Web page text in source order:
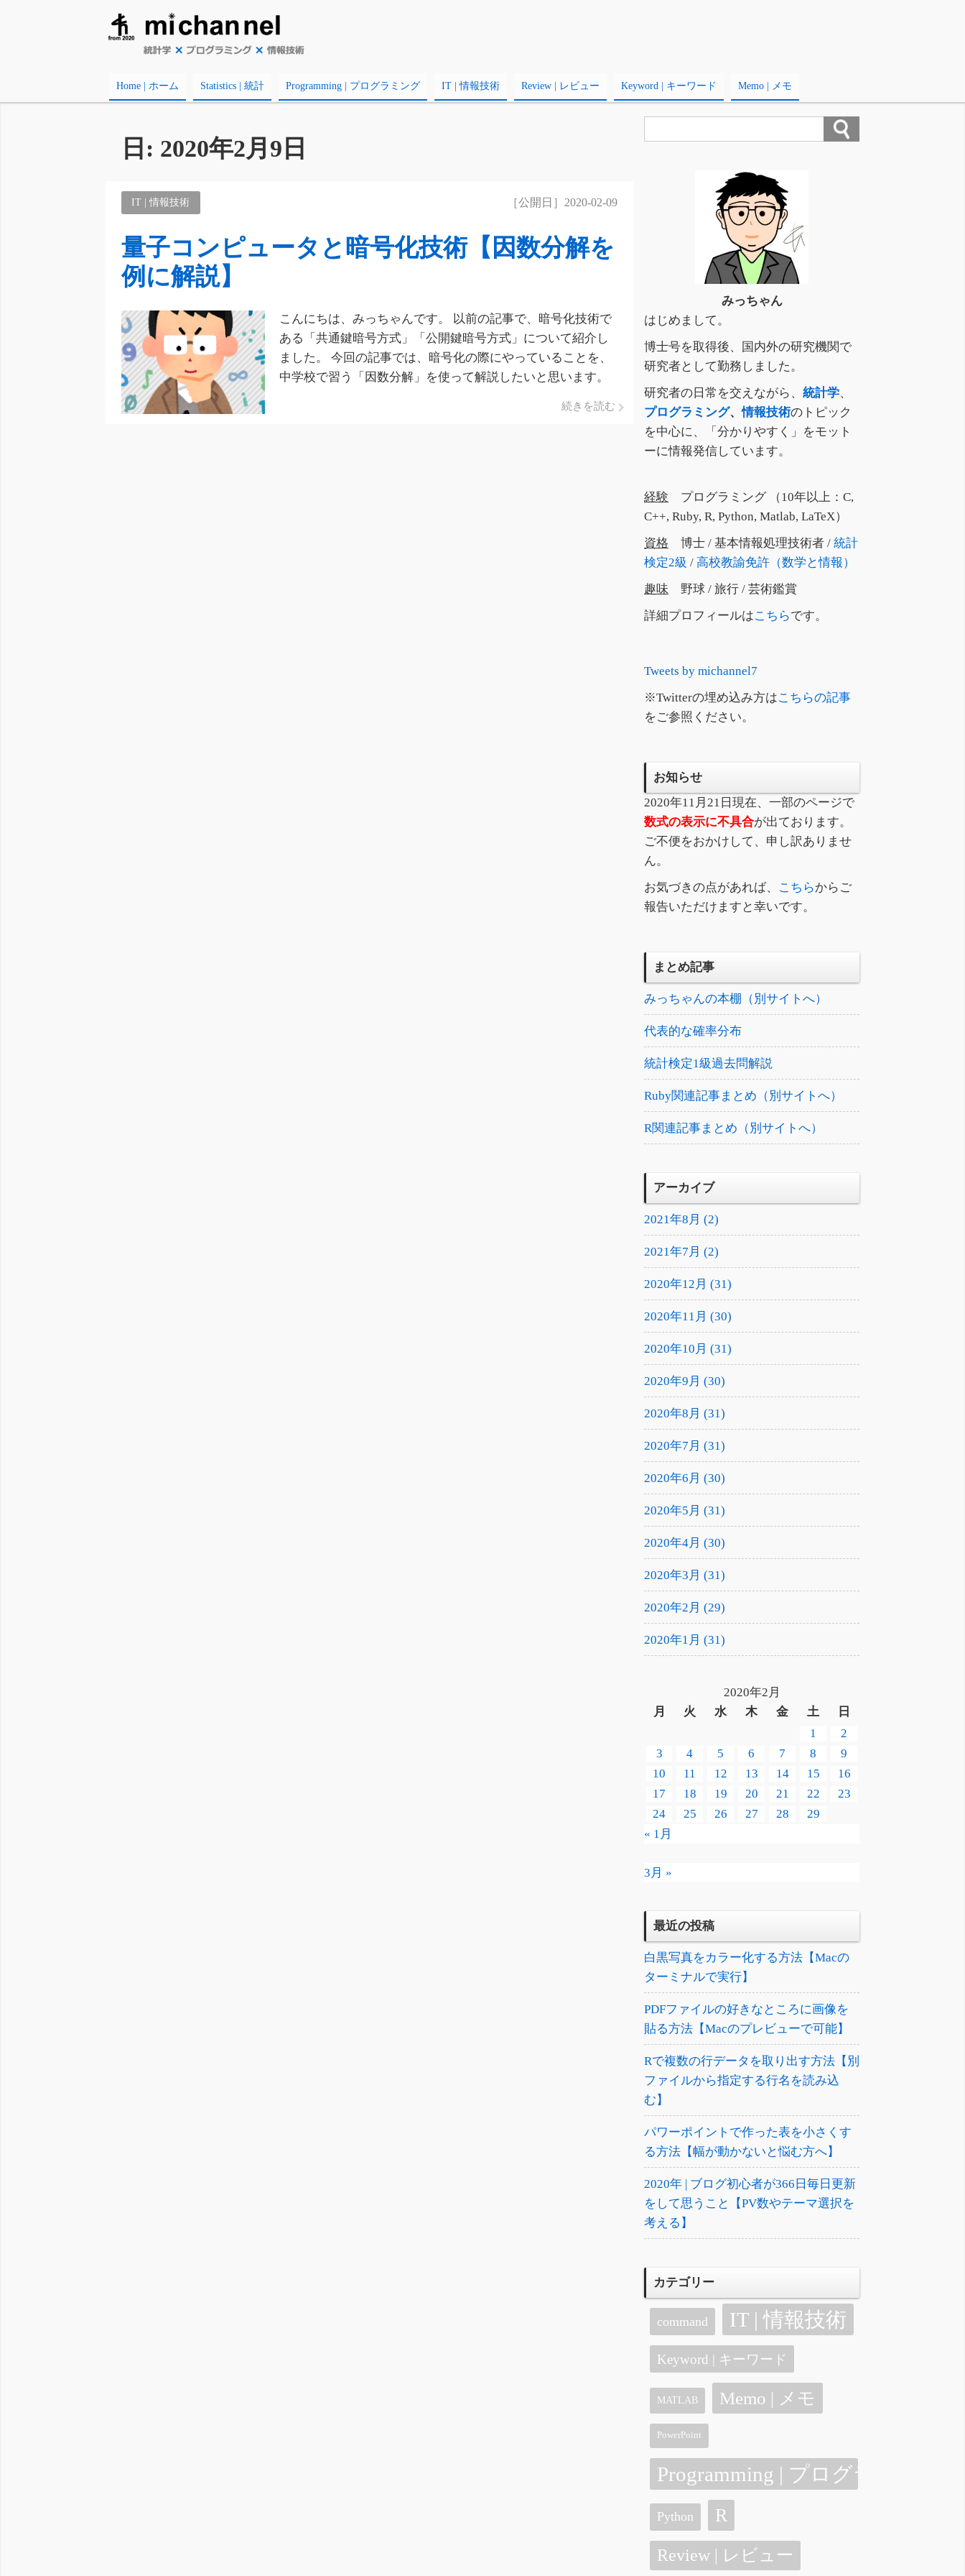
Home | ホーム Statistics | 統計 Programming | プログラミング IT | 情報技術 Review | レビュー Keyword | キーワード Memo | メモ
日: 2020年2月9日
IT | 情報技術 ［公開日］2020-02-09
量子コンピュータと暗号化技術【因数分解を
例に解説】
こんにちは、みっちゃんです。 以前の記事で、暗号化技術で
ある「共通鍵暗号方式」「公開鍵暗号方式」について紹介し
ました。 今回の記事では、暗号化の際にやっていることを、
中学校で習う「因数分解」を使って解説したいと思います。
続きを読む
みっちゃん
はじめまして。
博士号を取得後、国内外の研究機関で
研究者として勤務しました。
研究者の日常を交えながら、 統計学、
プログラミング、情報技術のトピック
を中心に、「分かりやすく」をモット
ーに情報発信しています。
経験 プログラミング （10年以上：C,
C++, Ruby, R, Python, Matlab, LaTeX）
資格 博士 / 基本情報処理技術者 / 統計
検定2級 / 高校教諭免許（数学と情報）
趣味 野球 / 旅行 / 芸術鑑賞
詳細プロフィールはこちらです。
Tweets by michannel7
※Twitterの埋め込み方はこちらの記事
をご参照ください。
お知らせ
2020年11月21日現在、一部のページで
数式の表示に不具合が出ております。
ご不便をおかけして、申し訳ありませ
ん。
お気づきの点があれば、
こちらからご
報告いただけますと幸いです。
まとめ記事
みっちゃんの本棚（別サイトへ）
代表的な確率分布
統計検定1級過去問解説
Ruby関連記事まとめ（別サイトへ）
R関連記事まとめ（別サイトへ）
アーカイブ
2021年8月 (2)
2021年7月 (2)
2020年12月 (31)
2020年11月 (30)
2020年10月 (31)
2020年9月 (30)
2020年8月 (31)
2020年7月 (31)
2020年6月 (30)
2020年5月 (31)
2020年4月 (30)
2020年3月 (31)
2020年2月 (29)
2020年1月 (31)
2020年2月
月
火 水 木 金 土
日
1
2
3
4 5 6 7 8
9
10
11 12 13 14 15
16
17
18 19 20 21 22
23
24
25 26 27 28
29
« 1月
3月 »
最近の投稿
白黒写真をカラー化する方法【Macの
ターミナルで実行】
PDFファイルの好きなところに画像を
貼る方法【Macのプレビューで可能】
Rで複数の行データを取り出す方法【別
ファイルから指定する行名を読み込
む】
パワーポイントで作った表を小さくす
る方法【幅が動かないと悩む方へ】
2020年 | ブログ初心者が366日毎日更新
をして思うこと【PV数やテーマ選択を
考える】
カテゴリー
command IT | 情報技術
Keyword | キーワード
MATLAB Memo | メモ
PowerPoint
Programming | プログラミング
Python R
Review | レビュー